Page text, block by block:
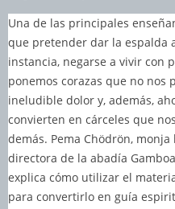
Una de las principales
que pretender dar la espalda
instancia, negarse a vivir con
ponemos corazas que no nos
ineludible dolor y, además,
convierten en cárceles que
demás. Pema Chödrön,
directora de la abadía
explica cómo utilizar el
para convertirlo en guía